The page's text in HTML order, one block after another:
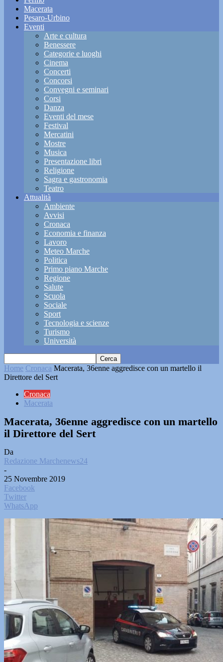
Macerata
Pesaro-Urbino
Eventi
Arte e cultura
Benessere
Categorie e luoghi
Cinema
Concerti
Concorsi
Convegni e seminari
Corsi
Danza
Eventi del mese
Festival
Mercatini
Mostre
Musica
Presentazione libri
Religione
Sagra e gastronomia
Teatro
Attualità
Ambiente
Avvisi
Cronaca
Economia e finanza
Lavoro
Meteo Marche
Politica
Primo piano Marche
Regione
Salute
Scuola
Sociale
Sport
Tecnologia e scienze
Turismo
Università
Home Cronaca Macerata, 36enne aggredisce con un martello il
Direttore del Sert
Cronaca
Macerata
Macerata, 36enne aggredisce con un martello
il Direttore del Sert
Da
Redazione Marchenews24
-
25 Novembre 2019
Facebook
Twitter
WhatsApp